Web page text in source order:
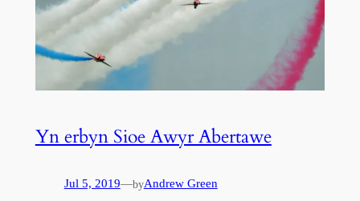
Yn erbyn Sioe Awyr Abertawe
Jul 5, 2019—byAndrew Green